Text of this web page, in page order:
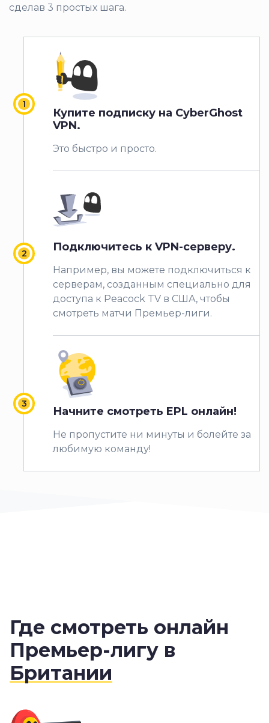
сделав 3 простых шага.
Купите подписку на CyberGhost
VPN.
Это быстро и просто.
Подключитесь к VPN-серверу.
Например, вы можете подключиться к
серверам, созданным специально для
доступа к Peacock TV в США, чтобы
смотреть матчи Премьер-лиги.
Начните смотреть EPL онлайн!
Не пропустите ни минуты и болейте за
любимую команду!
Где смотреть онлайн
Премьер-лигу в
Британии